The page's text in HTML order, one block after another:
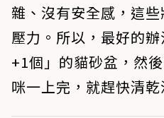
雜、沒有安全感，這
壓力。所以，最好的
+1個」的貓砂盆，然
咪一上完，就趕快清乾